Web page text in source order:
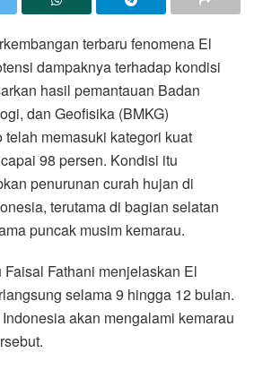
terbaru fenomena El
dampaknya terhadap kondisi
hasil pemantauan Badan
dan Geofisika (BMKG)
memasuki kategori kuat
98 persen. Kondisi itu
penurunan curah hujan di
terutama di bagian selatan
puncak musim kemarau.
Faisal Fathani menjelaskan El
selama 9 hingga 12 bulan.
akan mengalami kemarau